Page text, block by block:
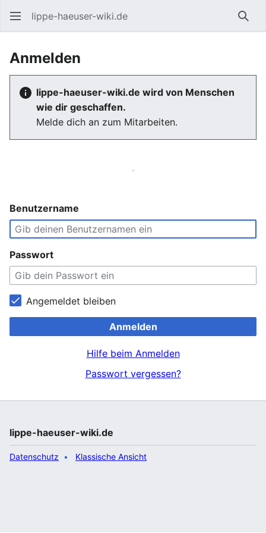
lippe-haeuser-wiki.de
Anmelden
lippe-haeuser-wiki.de wird von Menschen
wie dir geschaffen.
Melde dich an zum Mitarbeiten.
Benutzername
Passwort
Angemeldet bleiben
Anmelden
Hilfe beim Anmelden
Passwort vergessen?
lippe-haeuser-wiki.de
Datenschutz Klassische Ansicht